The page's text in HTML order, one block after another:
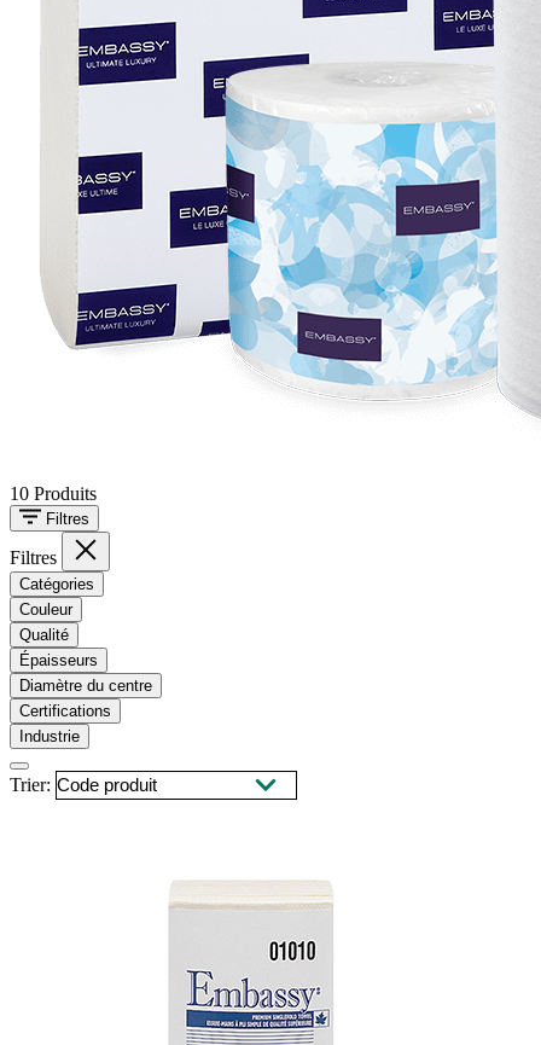
10 Produits
Filtres
Filtres
Catégories
Couleur
Qualité
Épaisseurs
Diamètre du centre
Certifications
Industrie
Trier: